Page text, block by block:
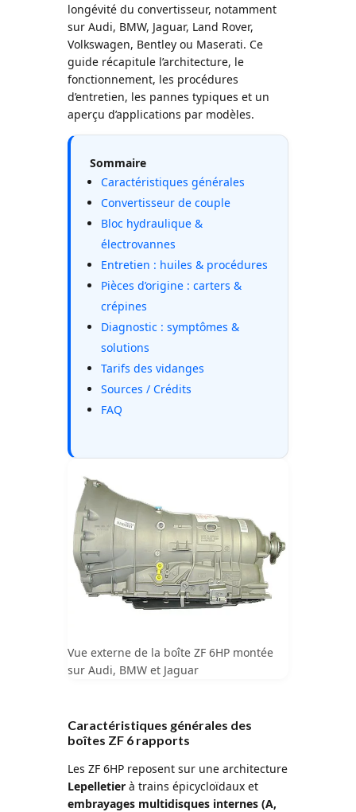
longévité du convertisseur, notamment
sur Audi, BMW, Jaguar, Land Rover,
Volkswagen, Bentley ou Maserati. Ce
guide récapitule l’architecture, le
fonctionnement, les procédures
d’entretien, les pannes typiques et un
aperçu d’applications par modèles.
Sommaire
Caractéristiques générales
Convertisseur de couple
Bloc hydraulique &
électrovannes
Entretien : huiles & procédures
Pièces d’origine : carters &
crépines
Diagnostic : symptômes &
solutions
Tarifs des vidanges
Sources / Crédits
FAQ
Vue externe de la boîte ZF 6HP montée
sur Audi, BMW et Jaguar
Caractéristiques générales des
boîtes ZF 6 rapports
Les ZF 6HP reposent sur une architecture
Lepelletierà trains épicycloïdaux et
embrayages multidisques internes (A,